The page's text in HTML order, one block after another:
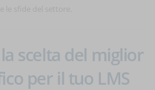
scelta del miglior
per il tuo LMS